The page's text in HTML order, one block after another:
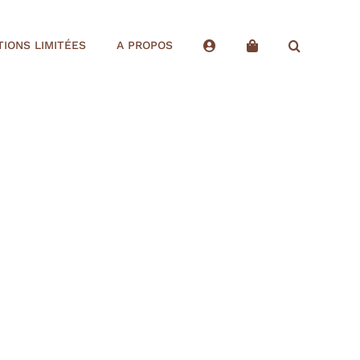
LIMITÉES A PROPOS